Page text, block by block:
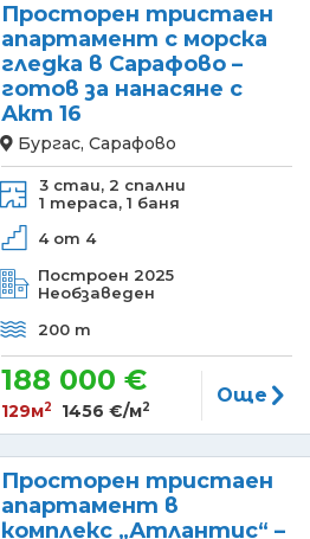
Просторен тристаен
апартамент с морска
гледка в Сарафово –
готов за нанасяне с
Акт 16
Бургас, Сарафово
3 стаи, 2 спални
1 тераса, 1 баня
4 от 4
Построен 2025
Необзаведен
200 m
188 000 €
129м2 1456 €/м2
Още
Просторен тристаен
апартамент в
комплекс „Атлантис“ –